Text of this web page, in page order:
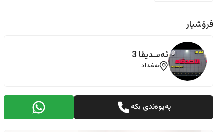
فرۆشیار
ئەسدیقا 3
بەغداد
پەیوەندی بکە